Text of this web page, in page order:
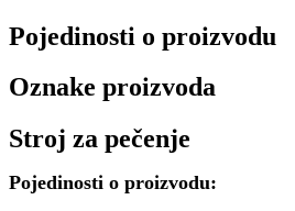
Pojedinosti o proizvodu
Oznake proizvoda
Stroj za pečenje
Pojedinosti o proizvodu: